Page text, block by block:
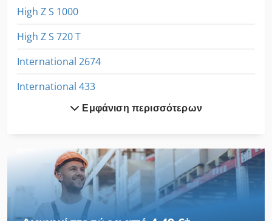
High Z S 1000
High Z S 720 T
International 2674
International 433
International 434
Meh 5 2 1 8 B
Zl 502
Άνω Εμβόλου Τύπου
Εμφάνιση περισσότερων